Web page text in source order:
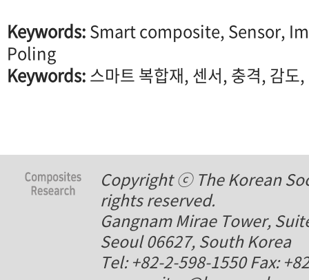
Keywords:Smart composite, Sensor,
Poling
Keywords:스마트 복합재, 센서, 충격, 감도
Copyright ⓒ The Korean
rights reserved.
Gangnam Mirae Tower,
Seoul 06627, South Korea
Tel: +82-2-598-1550 Fax: